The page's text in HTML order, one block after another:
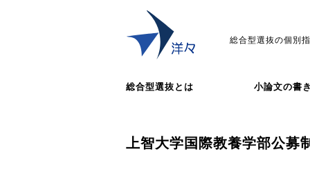
総合型選抜の個別
総合型選抜とは 小論文の書
上智大学国際教養学部公募